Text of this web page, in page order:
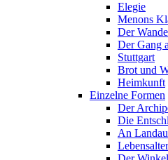
Elegie
Menons
Der
Der Gang
Stuttgart
Brot und
Heimkunft
Einzelne Formen
Der
Die
An
Lebensalter